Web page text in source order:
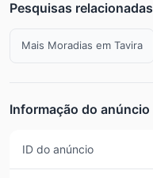
Pesquisas relacionadas
Mais Moradias em Tavira
Informação do anúncio
ID do anúncio